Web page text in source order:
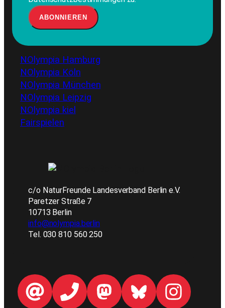
NOlympia Hamburg
NOlympia Köln
NOlympia München
NOlympia Leipzig
NOlympia kiel
Fairspielen
c/o NaturFreunde Landesverband Berlin e.V.
Paretzer Straße 7
10713 Berlin
info@nolympia.berlin
Tel. 030 810 560 250